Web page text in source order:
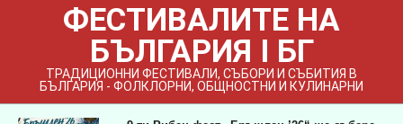
ФЕСТИВАЛИТЕ НА
БЪЛГАРИЯ I БГ
ТРАДИЦИОННИ ФЕСТИВАЛИ, СЪБОРИ И СЪБИТИЯ В
БЪЛГАРИЯ - ФОЛКЛОРНИ, ОБЩНОСТНИ И КУЛИНАРНИ